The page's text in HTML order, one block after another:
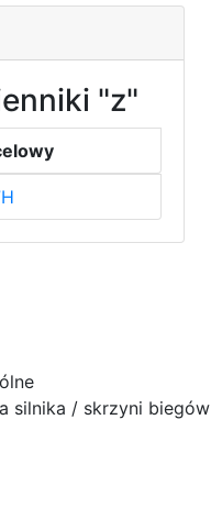
"z"
silnika / skrzyni biegów